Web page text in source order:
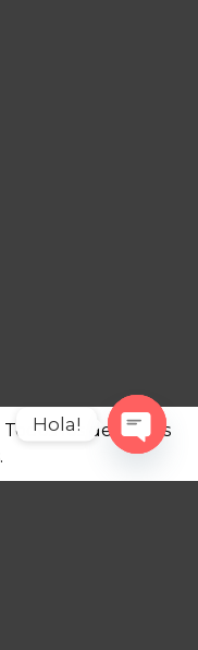
los derechos
Hola!